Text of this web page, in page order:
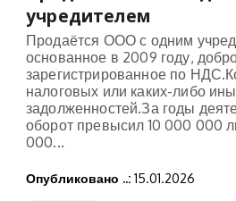
учредителем
Продаётся ООО с одним
основанное в 2009 году,
зарегистрированное по
налоговых или каких-либо
задолженностей.За годы
оборот превысил 10 000 000
000...
Опубликовано ..: 15.01.2026